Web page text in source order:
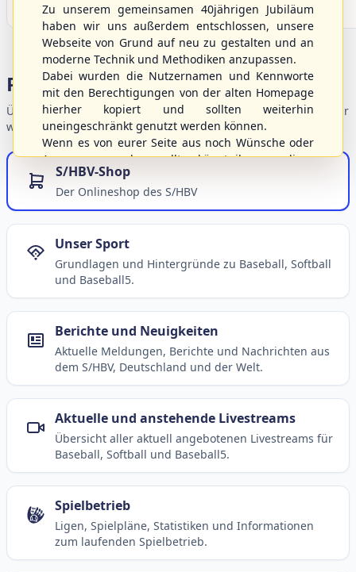
Portalbereiche
Übersicht der Verbandsbereiche – wählen Sie einen Einstieg für
weiterführende Informationen.
S/HBV-Shop
Der Onlineshop des S/HBV
Unser Sport
Grundlagen und Hintergründe zu Baseball, Softball
und Baseball5.
Berichte und Neuigkeiten
Aktuelle Meldungen, Berichte und Nachrichten aus
dem S/HBV, Deutschland und der Welt.
Aktuelle und anstehende Livestreams
Übersicht aller aktuell angebotenen Livestreams für
Baseball, Softball und Baseball5.
Spielbetrieb
Ligen, Spielpläne, Statistiken und Informationen
zum laufenden Spielbetrieb.
Zu unserem gemeinsamen 40jährigen Jubiläum
haben wir uns außerdem entschlossen, unsere
Webseite von Grund auf neu zu gestalten und an
moderne Technik und Methodiken anzupassen.
Dabei wurden die Nutzernamen und Kennworte
mit den Berechtigungen von der alten Homepage
hierher kopiert und sollten weiterhin
uneingeschränkt genutzt werden können.
Wenn es von eurer Seite aus noch Wünsche oder
Anregungen geben sollte, könnt ihr uns diese
gerne an die Verbandsadresse
schicken.